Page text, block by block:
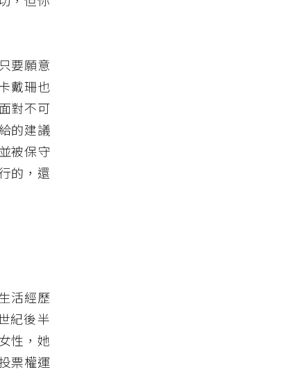
要願意
戴珊也
對不可
的建議
被保守
的，還
活經歷
紀後半
性，她
票權運